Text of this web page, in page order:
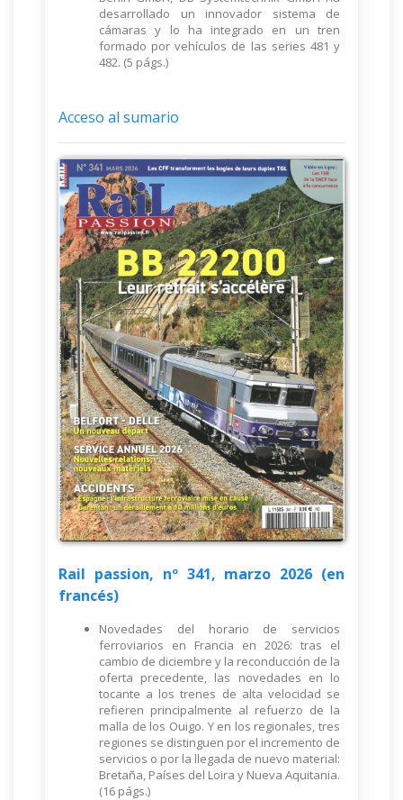
desarrollado un innovador sistema de
cámaras y lo ha integrado en un tren
formado por vehículos de las series 481 y
482. (5 págs.)
Acceso al sumario
Rail passion, nº 341, marzo 2026 (en
francés)
Novedades del horario de servicios
ferroviarios en Francia en 2026: tras el
cambio de diciembre y la reconducción de la
oferta precedente, las novedades en lo
tocante a los trenes de alta velocidad se
refieren principalmente al refuerzo de la
malla de los Ouigo. Y en los regionales, tres
regiones se distinguen por el incremento de
servicios o por la llegada de nuevo material:
Bretaña, Países del Loira y Nueva Aquitania.
(16 págs.)